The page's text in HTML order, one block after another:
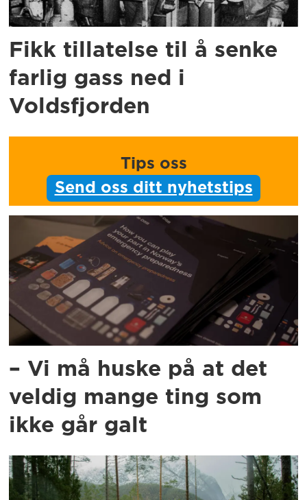
Fikk tillatelse til å senke
farlig gass ned i
Voldsfjorden
Tips oss
Send oss ditt nyhetstips
– Vi må huske på at det
veldig mange ting som
ikke går galt